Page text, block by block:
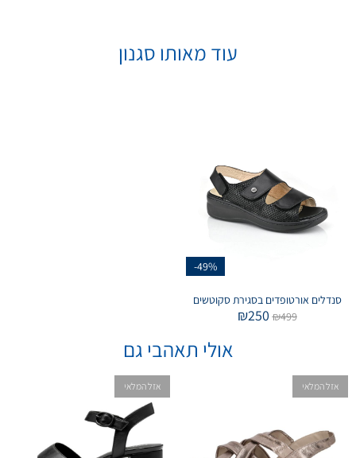
עוד מאותו סגנון
-49%
סנדלים אורטופדים בסגירת סקוטשים
₪499
₪250
אולי תאהבי גם
אזל המלאי אזל המלאי